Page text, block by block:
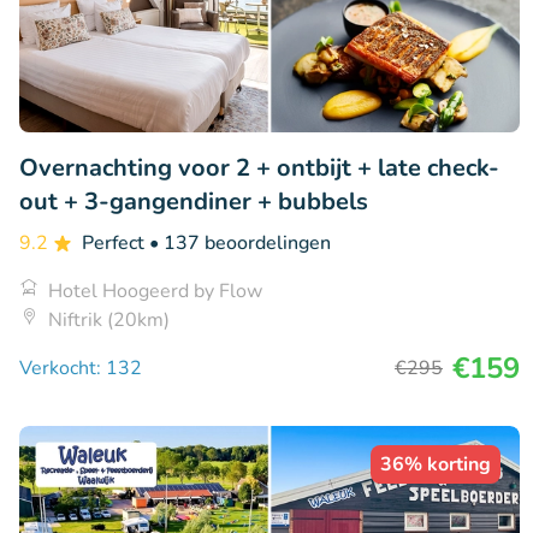
Overnachting voor 2 + ontbijt + late check-
out + 3-gangendiner + bubbels
9.2 Perfect • 137 beoordelingen
Hotel Hoogeerd by Flow
Niftrik (20km)
Verkocht: 132
€295 €159
36% korting